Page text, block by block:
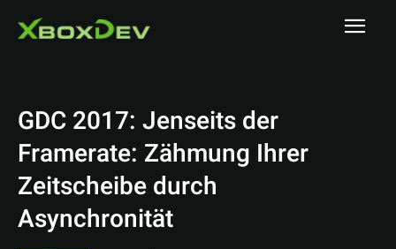
GDC 2017: Jenseits der
Framerate: Zähmung Ihrer
Zeitscheibe durch
Asynchronität